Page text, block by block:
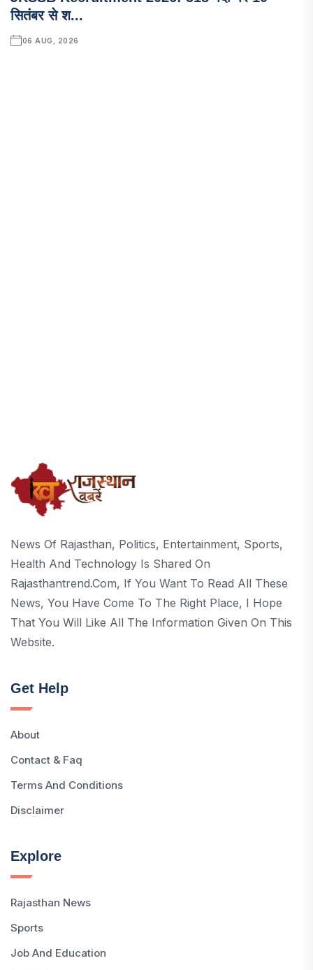
सितंबर से श...
06 AUG, 2026
News Of Rajasthan, Politics, Entertainment, Sports,
Health And Technology Is Shared On
Rajasthantrend.com, If You Want To Read All These
News, You Have Come To The Right Place, I Hope
That You Will Like All The Information Given On This
Website.
Get Help
About
Contact & Faq
Terms And Conditions
Disclaimer
Explore
Rajasthan News
Sports
Job And Education